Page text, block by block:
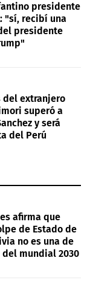
presidente
"sí, recibí una
presidente
del extranjero
superó a
y será
del Perú
afirma que
de Estado de
no es una de
del mundial 2030